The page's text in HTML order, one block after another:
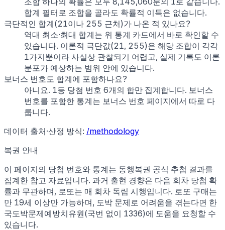
합계 필터로 조합을 골라도 확률적 이득은 없습니다.
극단적인 합계(21이나 255 근처)가 나온 적 있나요?
역대 최소·최대 합계는 위 통계 카드에서 바로 확인할 수
있습니다. 이론적 극단값(21, 255)은 해당 조합이 각각
1가지뿐이라 사실상 관찰되기 어렵고, 실제 기록도 이론
분포가 예상하는 범위 안에 있습니다.
보너스 번호도 합계에 포함하나요?
아니요. 1등 당첨 번호 6개의 합만 집계합니다. 보너스
번호를 포함한 통계는 보너스 번호 페이지에서 따로 다
룹니다.
데이터 출처·산정 방식: /methodology
복권 안내
이 페이지의 당첨 번호와 통계는 동행복권 공식 추첨 결과를
집계한 참고 자료입니다. 과거 출현 경향은 다음 회차 당첨 확
률과 무관하며, 로또는 매 회차 독립 시행입니다. 로또 구매는
만 19세 이상만 가능하며, 도박 문제로 어려움을 겪는다면 한
국도박문제예방치유원(국번 없이 1336)에 도움을 요청할 수
있습니다.